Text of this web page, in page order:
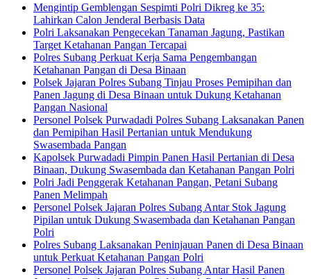
Mengintip Gemblengan Sespimti Polri Dikreg ke 35:
Lahirkan Calon Jenderal Berbasis Data
Polri Laksanakan Pengecekan Tanaman Jagung, Pastikan
Target Ketahanan Pangan Tercapai
Polres Subang Perkuat Kerja Sama Pengembangan
Ketahanan Pangan di Desa Binaan
Polsek Jajaran Polres Subang Tinjau Proses Pemipihan dan
Panen Jagung di Desa Binaan untuk Dukung Ketahanan
Pangan Nasional
Personel Polsek Purwadadi Polres Subang Laksanakan Panen
dan Pemipihan Hasil Pertanian untuk Mendukung
Swasembada Pangan
Kapolsek Purwadadi Pimpin Panen Hasil Pertanian di Desa
Binaan, Dukung Swasembada dan Ketahanan Pangan Polri
Polri Jadi Penggerak Ketahanan Pangan, Petani Subang
Panen Melimpah
Personel Polsek Jajaran Polres Subang Antar Stok Jagung
Pipilan untuk Dukung Swasembada dan Ketahanan Pangan
Polri
Polres Subang Laksanakan Peninjauan Panen di Desa Binaan
untuk Perkuat Ketahanan Pangan Polri
Personel Polsek Jajaran Polres Subang Antar Hasil Panen